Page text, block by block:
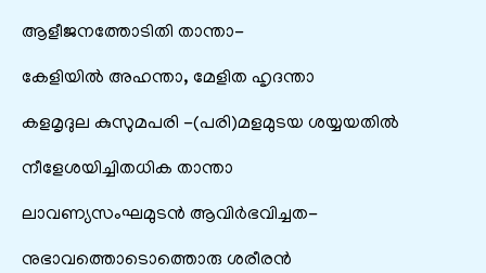
ആളീജനത്തോടിതി താന്താ-
കേളിയിൽ അഹന്താ, മേളിത ഹൃദന്താ
കളമൃദുല കുസുമപരി -(പരി)മളമുടയ ശയ്യയതിൽ
നീളേശയിച്ചിതധിക താന്താ
ലാവണ്യസംഘമുടൻ ആവിർഭവിച്ചത-
നുഭാവത്തൊടൊത്തൊരു ശരീരൻ